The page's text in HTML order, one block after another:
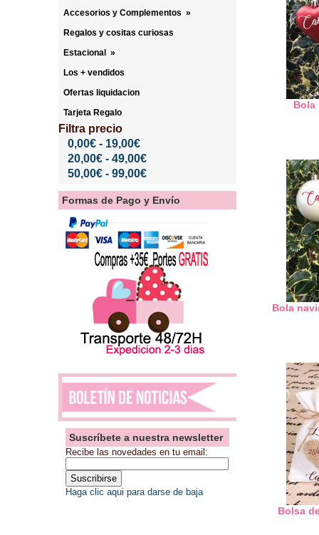
Accesorios y Complementos »
Regalos y cositas curiosas
Estacional
»
Los + vendidos
Ofertas liquidacion
Tarjeta Regalo
Filtra precio
0,00€ - 19,00€
20,00€ - 49,00€
50,00€ - 99,00€
Formas de Pago y Envío
Suscríbete a nuestra newsletter
Recibe las novedades en tu email:
Haga clic aqui para darse de baja
Bola
Bola
Bolsa